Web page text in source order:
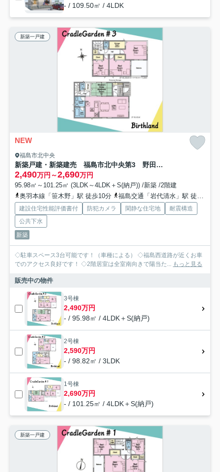
- / 109.50㎡ / 4LDK
新築一戸建
NEW
福島市北中央
新築戸建・新築建売 福島市北中央第3 野田小・野田中
2,490万円～2,690万円
95.98㎡～101.25㎡ (3LDK～4LDK＋S(納戸)) /新築 /2階建
奥羽本線「笹木野」駅 徒歩10分
福島交通「岩代清水」駅 徒歩31分
建設住宅性能評価書付 防犯カメラ 閑静な住宅地
耐震構造
公共下水
新築
◇駐車スペース3台可能です！（車種による） ◇福島西道路が近くお車
でのアクセス良好です！ ◇2階居室は全室南向きで陽当た... もっと見る
販売中の物件
3号棟
2,490万円
- / 95.98㎡ / 4LDK＋S(納戸)
2号棟
2,590万円
- / 98.82㎡ / 3LDK
1号棟
2,690万円
- / 101.25㎡ / 4LDK＋S(納戸)
新築一戸建